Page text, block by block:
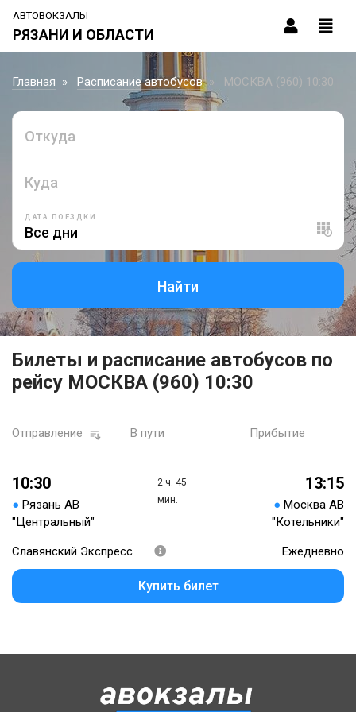
АВТОВОКЗАЛЫ
РЯЗАНИ И ОБЛАСТИ
Главная Расписание автобусов МОСКВА (960) 10:30
Откуда
Куда
ДАТА ПОЕЗДКИ
Найти
Билеты и расписание автобусов по
рейсу МОСКВА (960) 10:30
Отправление В пути Прибытие
10:30
● Рязань АВ
"Центральный"
2 ч. 45
мин.
13:15
● Москва АВ
"Котельники"
Славянский Экспресс Ежедневно
Купить билет